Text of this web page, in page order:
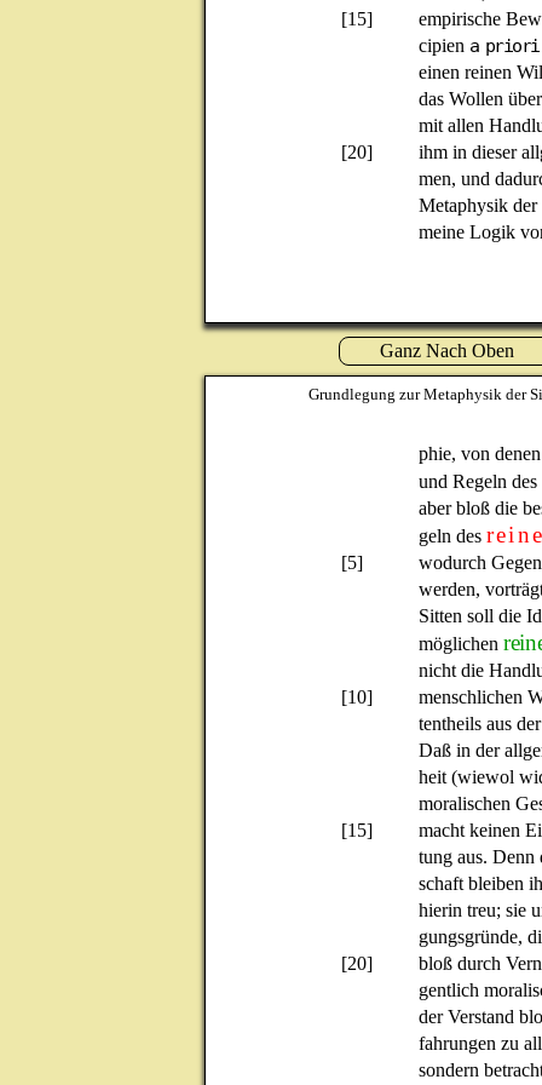
[15]
empirische
cipien a
einen reinen
das Wollen
mit allen
[20]
ihm in dieser
men, und
Metaphysik der
meine Logik
Ganz Nach Oben
Grundlegung zur Metaphysik der
phie, von
und Regeln
aber bloß die
geln des
[5]
wodurch
werden,
Sitten soll die
möglichen
nicht die
[10]
menschlichen
tentheils aus
Daß in der
heit (wiewol
moralischen
[15]
macht keinen
tung aus. Denn
schaft bleiben
hierin treu; sie
gungsgründe,
[20]
bloß durch
gentlich
der Verstand
fahrungen zu
sondern